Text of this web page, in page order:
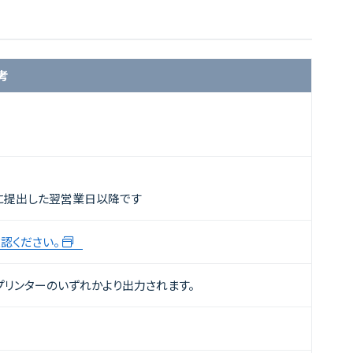
出した翌営業日以降です
ください。
ターのいずれかより出力されます。